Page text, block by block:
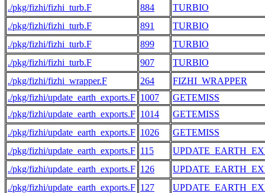
./pkg/fizhi/fizhi_turb.F
884
TURBIO
./pkg/fizhi/fizhi_turb.F
891
TURBIO
./pkg/fizhi/fizhi_turb.F
899
TURBIO
./pkg/fizhi/fizhi_turb.F
907
TURBIO
./pkg/fizhi/fizhi_wrapper.F
264
FIZHI_WRAPPER
./pkg/fizhi/update_earth_exports.F 1007
GETEMISS
./pkg/fizhi/update_earth_exports.F 1014
GETEMISS
./pkg/fizhi/update_earth_exports.F 1026
GETEMISS
./pkg/fizhi/update_earth_exports.F 115
./pkg/fizhi/update_earth_exports.F 126
./pkg/fizhi/update_earth_exports.F 127